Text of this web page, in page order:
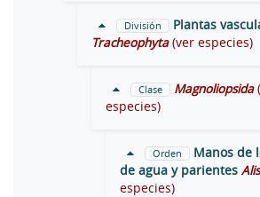
División
Plantas
Tracheophyta (ver especies)
Clase Magnoliopsida
especies)
Orden
Manos de
de agua y parientes
especies)